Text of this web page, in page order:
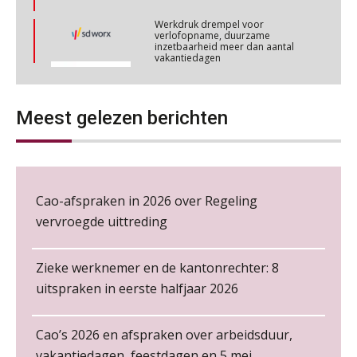
inzetbaarheid meer dan aantal
vakantiedagen
Aanpassingen Wet toekomst
Wie alles ziet, draagt alles: de
De kracht van complimenten op de
werkvloer
Meest gelezen berichten
Cao-afspraken in 2026 over Regeling
vervroegde uittreding
Zieke werknemer en de kantonrechter: 8
uitspraken in eerste halfjaar 2026
Cao’s 2026 en afspraken over arbeidsduur,
Cursus Werkkostenregeling
MOCuitgevers
05
NOV
Cursus Wwft en AI
MOCuitgevers
NOV
MOCuitgevers
12
MOCuitgevers
12
NOV
MOCuitgevers
18
Online cursus Verplichte toepassing cao en pensioen